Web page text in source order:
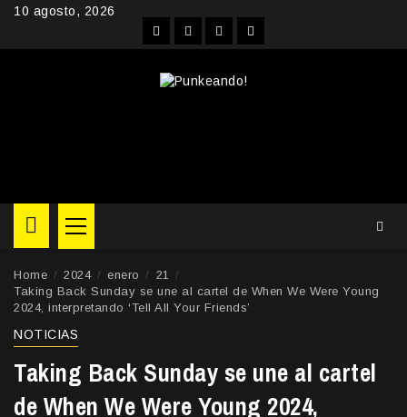
Skip10 agosto, 2026
FacebookInstagram
YouTubeTwitter
Primary
Menu
Home 2024 enero
21
Taking Back Sunday se une al cartel de When We Were Young
2024, interpretando ‘Tell All Your Friends’
NOTICIAS
Taking Back Sunday se une al cartel
de When We Were Young 2024,